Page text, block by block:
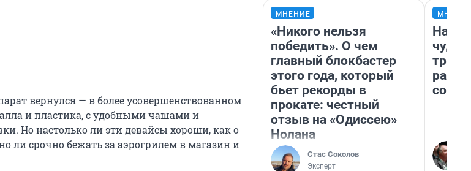
вернулся — в более усовершенствованном
и пластика, с удобными чашами и
Но настолько ли эти девайсы хороши, как о
ли срочно бежать за аэрогрилем в магазин и
МНЕНИЕ
«Никого нельзя
победить». О чем
главный блокбастер
этого года, который
бьет рекорды в
прокате: честный
отзыв на «Одиссею»
Нолана
Стас Соколов
Эксперт